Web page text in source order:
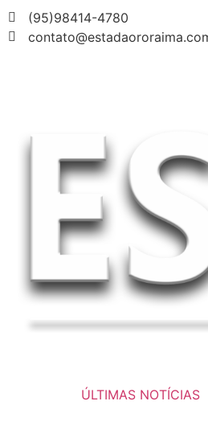
(95)98414-4780
ÚLTIMAS NOTÍCIAS